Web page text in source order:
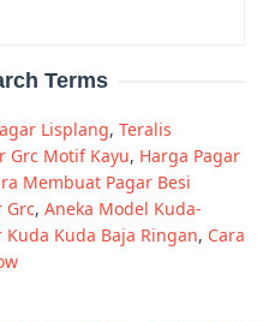
Terms
Lisplang, Teralis
Grc Motif Kayu, Harga Pagar
Membuat Pagar Besi
Grc, Aneka Model Kuda-
Kuda Kuda Baja Ringan, Cara